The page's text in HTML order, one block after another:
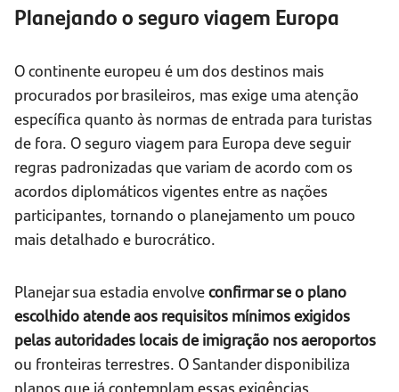
Planejando o seguro viagem Europa
O continente europeu é um dos destinos mais
procurados por brasileiros, mas exige uma atenção
específica quanto às normas de entrada para turistas
de fora. O seguro viagem para Europa deve seguir
regras padronizadas que variam de acordo com os
acordos diplomáticos vigentes entre as nações
participantes, tornando o planejamento um pouco
mais detalhado e burocrático.
Planejar sua estadia envolveconfirmar se o plano
escolhido atende aos requisitos mínimos exigidos
pelas autoridades locais de imigração nos aeroportos
ou fronteiras terrestres. O Santander disponibiliza
planos que já contemplam essas exigências,